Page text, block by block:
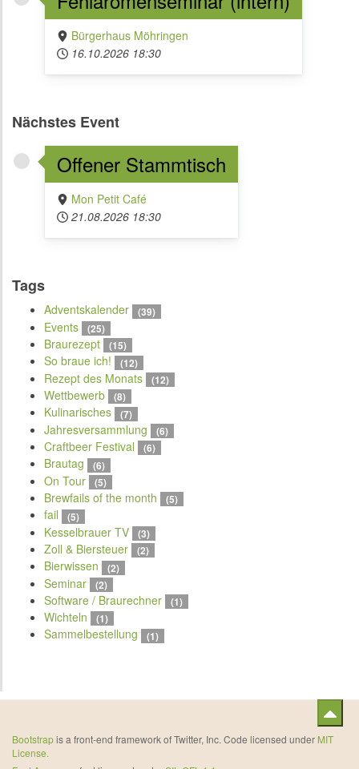
Bürgerhaus Möhringen
16.10.2026 18:30
Nächstes Event
Offener Stammtisch
Mon Petit Café
21.08.2026 18:30
Tags
Adventskalender (39)
Events (25)
Braurezept (15)
So braue ich! (12)
Rezept des Monats (12)
Wettbewerb (8)
Kulinarisches (7)
Jahresversammlung (6)
Craftbeer Festival (6)
Brautag (6)
On Tour (5)
Brewfails of the month (5)
fail (5)
Kesselbrauer TV (3)
Zoll & Biersteuer (2)
Bierwissen (2)
Seminar (2)
Software / Braurechner (1)
Wichteln (1)
Sammelbestellung (1)
Bootstrapis a front-end framework of Twitter, Inc. Code licensed under MIT
License.